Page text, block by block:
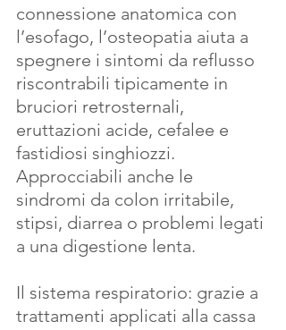
connessione anatomica con
l’esofago, l’osteopatia aiuta a
spegnere i sintomi da reflusso
riscontrabili tipicamente in
bruciori retrosternali,
eruttazioni acide, cefalee e
fastidiosi singhiozzi.
Approcciabili anche le
sindromi da colon irritabile,
stipsi, diarrea o problemi legati
a una digestione lenta.
Il sistema respiratorio: grazie a
trattamenti applicati alla cassa